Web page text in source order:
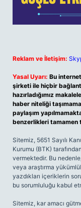
Reklam ve İletişim:
Yasal Uyarı: Bu
şirketi ile hiçbir
hazırladığımız
haber niteliği
paylaşım
benzerlikleri tamamen
Sitemiz, 5651 Sayılı
Kurumu (BTK)
vermektedir. Bu
veya araştırma
yazdıkları içeriklerin
bu sorumluluğu kabul
Sitemiz, kar amacı